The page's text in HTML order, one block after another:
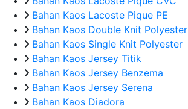
Bahan Kaos Lacoste Pique PE
Bahan Kaos Double Knit Polyester
Bahan Kaos Single Knit Polyester
Bahan Kaos Jersey Titik
Bahan Kaos Jersey Benzema
Bahan Kaos Jersey Serena
Bahan Kaos Diadora